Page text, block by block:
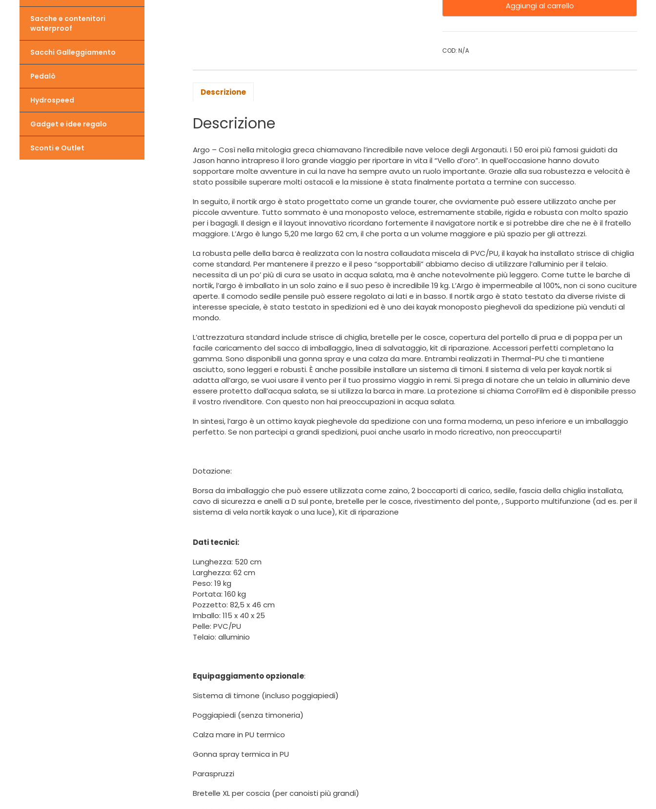
Aggiungi al carrello
COD:N/A
Descrizione
Descrizione
Argo – Così nella mitologia greca chiamavano l’incredibile nave veloce degli Argonauti. I 50 eroi più famosi guidati da
Jason hanno intrapreso il loro grande viaggio per riportare in vita il “Vello d’oro”. In quell’occasione hanno dovuto
sopportare molte avventure in cui la nave ha sempre avuto un ruolo importante. Grazie alla sua robustezza e velocità è
stato possibile superare molti ostacoli e la missione è stata finalmente portata a termine con successo.
In seguito, il nortik argo è stato progettato come un grande tourer, che ovviamente può essere utilizzato anche per
piccole avventure. Tutto sommato è una monoposto veloce, estremamente stabile, rigida e robusta con molto spazio
per i bagagli. Il design e il layout innovativo ricordano fortemente il navigatore nortik e si potrebbe dire che ne è il fratello
maggiore. L’Argo è lungo 5,20 me largo 62 cm, il che porta a un volume maggiore e più spazio per gli attrezzi.
La robusta pelle della barca è realizzata con la nostra collaudata miscela di PVC/PU, il kayak ha installato strisce di chiglia
come standard. Per mantenere il prezzo e il peso “sopportabili” abbiamo deciso di utilizzare l’alluminio per il telaio.
necessita di un po’ più di cura se usato in acqua salata, ma è anche notevolmente più leggero. Come tutte le barche di
nortik, l’argo è imballato in un solo zaino e il suo peso è incredibile 19 kg. L’Argo è impermeabile al 100%, non ci sono cuciture
aperte. Il comodo sedile pensile può essere regolato ai lati e in basso. Il nortik argo è stato testato da diverse riviste di
interesse speciale, è stato testato in spedizioni ed è uno dei kayak monoposto pieghevoli da spedizione più venduti al
mondo.
L’attrezzatura standard include strisce di chiglia, bretelle per le cosce, copertura del portello di prua e di poppa per un
facile caricamento del sacco di imballaggio, linea di salvataggio, kit di riparazione. Accessori perfetti completano la
gamma. Sono disponibili una gonna spray e una calza da mare. Entrambi realizzati in Thermal-PU che ti mantiene
asciutto, sono leggeri e robusti. È anche possibile installare un sistema di timoni. Il sistema di vela per kayak nortik si
adatta all’argo, se vuoi usare il vento per il tuo prossimo viaggio in remi. Si prega di notare che un telaio in alluminio deve
essere protetto dall’acqua salata, se si utilizza la barca in mare. La protezione si chiama CorroFilm ed è disponibile presso
il vostro rivenditore. Con questo non hai preoccupazioni in acqua salata.
In sintesi, l’argo è un ottimo kayak pieghevole da spedizione con una forma moderna, un peso inferiore e un imballaggio
perfetto. Se non partecipi a grandi spedizioni, puoi anche usarlo in modo ricreativo, non preoccuparti!
Dotazione:
Borsa da imballaggio che può essere utilizzata come zaino, 2 boccaporti di carico, sedile, fascia della chiglia installata,
cavo di sicurezza e anelli a D sul ponte, bretelle per le cosce, rivestimento del ponte, , Supporto multifunzione (ad es. per il
sistema di vela nortik kayak o una luce), Kit di riparazione
Dati tecnici:
Lunghezza: 520 cm
Larghezza: 62 cm
Peso: 19 kg
Portata: 160 kg
Pozzetto: 82,5 x 46 cm
Imballo: 115 x 40 x 25
Pelle: PVC/PU
Telaio: alluminio
Equipaggiamento opzionale:
Sistema di timone (incluso poggiapiedi)
Poggiapiedi (senza timoneria)
Calza mare in PU termico
Gonna spray termica in PU
Paraspruzzi
Bretelle XL per coscia (per canoisti più grandi)
Sacche e contenitori
waterproof
Sacchi Galleggiamento
Pedalò
Hydrospeed
Gadget e idee regalo
Sconti e Outlet